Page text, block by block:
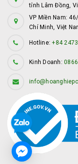
tỉnh Lâm Đồng,
VP Miền Nam:
Chí Minh, Việt
Hotline:+84
Kinh Doanh: